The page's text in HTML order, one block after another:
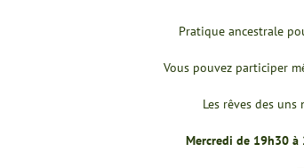
Pratique ancestrale
Vous pouvez participer
Les rêves des
Mercredi de 19h30